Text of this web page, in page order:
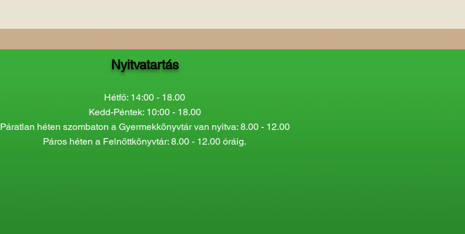
Nyitvatartás
Hétfő: 14:00 - 18.00
Kedd-Péntek: 10:00 - 18.00
Páratlan héten szombaton a Gyermekkönyvtár van nyitva: 8.00 - 12.00
Páros héten a Felnőttkönyvtár: 8.00 - 12.00 óráig.